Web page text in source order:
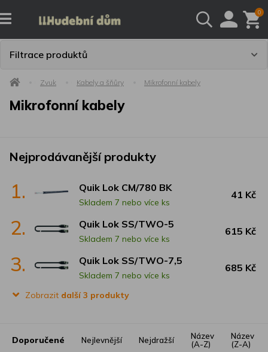
0
Filtrace produktů
Zvuk Kabely a šňůry Mikrofonní kabely
Mikrofonní kabely
Nejprodávanější produkty
1. Quik Lok CM/780 BK
Skladem 7 nebo více ks
41 Kč
2. Quik Lok SS/TWO-5
Skladem 7 nebo více ks
615 Kč
3. Quik Lok SS/TWO-7,5
Skladem 7 nebo více ks
685 Kč
Zobrazit další 3 produkty
Doporučené Nejlevnější Nejdražší
Název
(A-Z)
Název
(Z-A)